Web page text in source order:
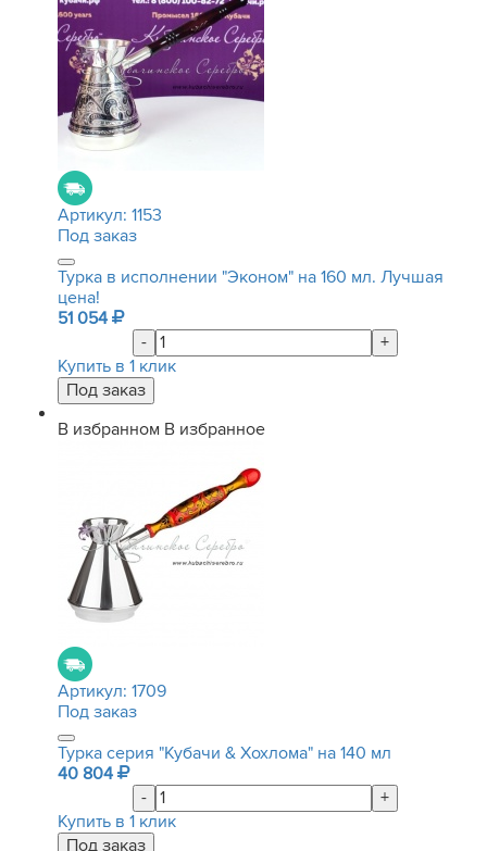
Артикул: 1153
Под заказ
Турка в исполнении "Эконом" на 160 мл. Лучшая
цена!
51 054
-
+
Купить в 1 клик
В избранном В избранное
Артикул: 1709
Под заказ
Турка серия "Кубачи & Хохлома" на 140 мл
40 804
-
+
Купить в 1 клик